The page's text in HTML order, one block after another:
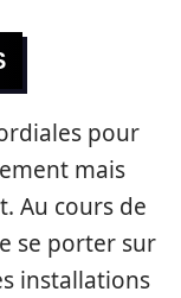
pour
mais
Au cours de
se porter sur
installations